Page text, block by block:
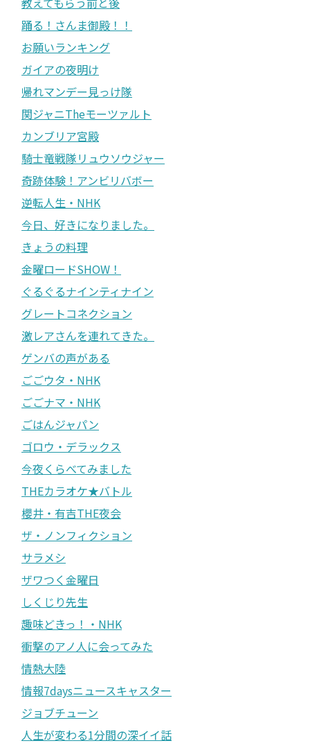
踊る！さんま御殿！！
お願いランキング
ガイアの夜明け
帰れマンデー見っけ隊
関ジャニTheモーツァルト
カンブリア宮殿
騎士竜戦隊リュウソウジャー
奇跡体験！アンビリバボー
逆転人生・NHK
今日、好きになりました。
きょうの料理
金曜ロードSHOW！
ぐるぐるナインティナイン
グレートコネクション
激レアさんを連れてきた。
ゲンバの声がある
ごごウタ・NHK
ごごナマ・NHK
ごはんジャパン
ゴロウ・デラックス
今夜くらべてみました
THEカラオケ★バトル
櫻井・有吉THE夜会
ザ・ノンフィクション
サラメシ
ザワつく金曜日
しくじり先生
趣味どきっ！・NHK
衝撃のアノ人に会ってみた
情熱大陸
情報7daysニュースキャスター
ジョブチューン
人生が変わる1分間の深イイ話